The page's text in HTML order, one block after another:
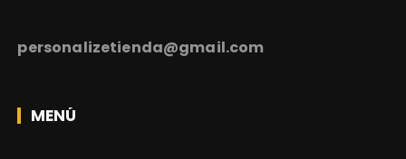
personalizetienda@gmail.com
MENÚ